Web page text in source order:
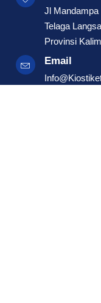
Jl
Telaga
Provinsi
Email